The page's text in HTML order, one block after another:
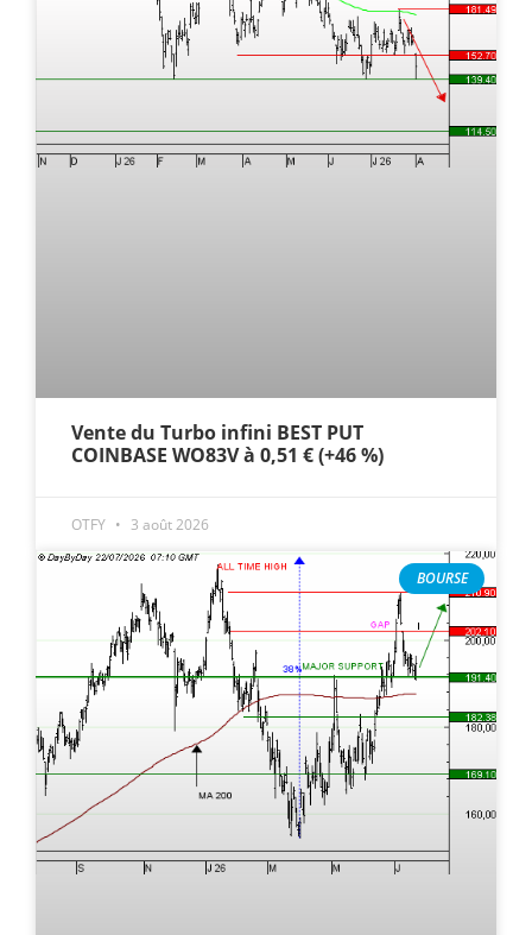
Vente du Turbo infini BEST PUT
COINBASE WO83V à 0,51 € (+46 %)
OTFY 3 août 2026
BOURSE